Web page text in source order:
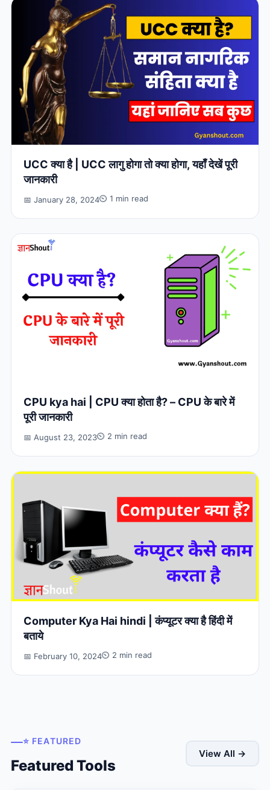
UCC क्या है | UCC लागु होगा तो क्या होगा, यहाँ देखें पूरी
जानकारी
📅 January 28, 2024⏲ 1 min read
CPU kya hai | CPU क्या होता है? – CPU के बारे में
पूरी जानकारी
📅 August 23, 2023⏲ 2 min read
Computer Kya Hai hindi | कंप्यूटर क्या है हिंदी में
बताये
📅 February 10, 2024⏲ 2 min read
⭐ FEATURED
Featured Tools
View All →